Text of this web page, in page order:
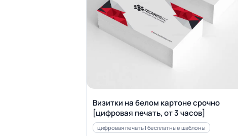
Визитки на белом картоне срочно
[цифровая печать, от 3 часов]
цифровая печать | бесплатные шаблоны